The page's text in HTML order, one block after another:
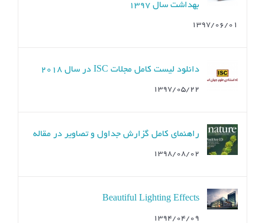
بهداشت سال ۱۳۹۷
۱۳۹۷/۰۶/۰۱
دانلود لیست کامل مجلات ISC در سال ۲۰۱۸
۱۳۹۷/۰۵/۲۲
راهنمای کامل گزارش جداول و تصاویر در مقاله
۱۳۹۸/۰۸/۰۲
Beautiful Lighting Effects
۱۳۹۴/۰۴/۰۹